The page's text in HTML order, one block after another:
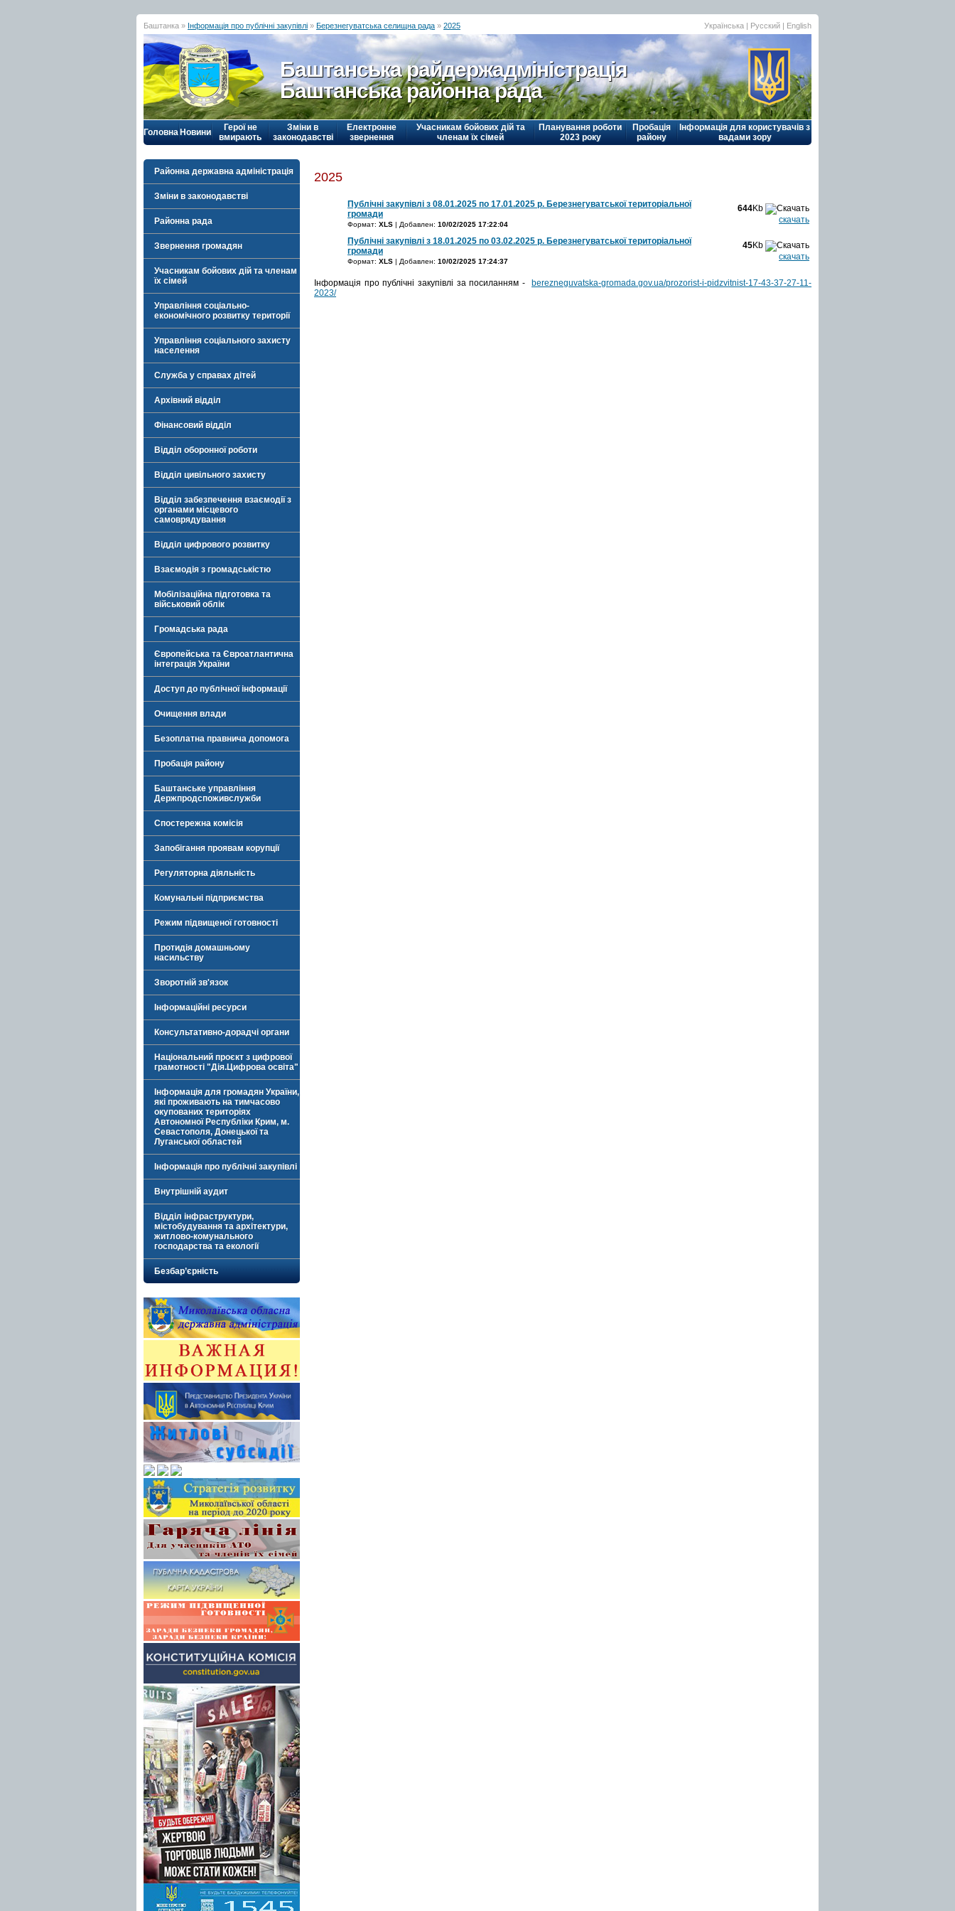
Баштанка » Інформація про публічні закупівлі » Березнегуватська селищна рада » 2025 Українська | Русский | English
Баштанська райдержадміністрація
Баштанська районна рада
Головна Новини
Герої не
вмирають
Зміни в
законодавстві
Електронне
звернення
Учасникам бойових дій та
членам їх сімей
Планування роботи
2023 року
Пробація
району
Інформація для користувачів з
вадами зору
Районна державна адміністрація
Зміни в законодавстві
Районна рада
Звернення громадян
Учасникам бойових дій та членам
їх сімей
Управління соціально-
економічного розвитку території
Управління соціального захисту
населення
Служба у справах дітей
Архівний відділ
Фінансовий відділ
Відділ оборонної роботи
Відділ цивільного захисту
Відділ забезпечення взаємодії з
органами місцевого
самоврядування
Відділ цифрового розвитку
Взаємодія з громадськістю
Мобілізаційна підготовка та
військовий облік
Громадська рада
Європейська та Євроатлантична
інтеграція України
Доступ до публічної інформації
Очищення влади
Безоплатна правнича допомога
Пробація району
Баштанське управління
Держпродспоживслужби
Спостережна комісія
Запобігання проявам корупції
Регуляторна діяльність
Комунальні підприємства
Режим підвищеної готовності
Протидія домашньому
насильству
Зворотній зв'язок
Інформаційні ресурси
Консультативно-дорадчі органи
Національний проєкт з цифрової
грамотності "Дія.Цифрова освіта"
Інформація для громадян України,
які проживають на тимчасово
окупованих територіях
Автономної Республіки Крим, м.
Севастополя, Донецької та
Луганської областей
Інформація про публічні закупівлі
Внутрішній аудит
Відділ інфраструктури,
містобудування та архітектури,
житлово-комунального
господарства та екології
Безбар’єрність
2025
Публічні закупівлі з 08.01.2025 по 17.01.2025 р. Березнегуватської територіальної
громади
Формат: XLS | Добавлен: 10/02/2025 17:22:04
644Kb
скачать
Публічні закупівлі з 18.01.2025 по 03.02.2025 р. Березнегуватської територіальної
громади
Формат: XLS | Добавлен: 10/02/2025 17:24:37
45Kb
скачать
Інформація про публічні закупівлі за посиланням - berezneguvatska-gromada.gov.ua/prozorist-i-pidzvitnist-17-43-37-27-11-
2023/